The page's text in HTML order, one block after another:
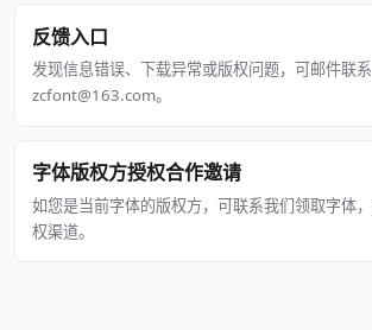
反馈入口
发现信息错误、下载异常或版权问题，可邮件联系
zcfont@163.com。
字体版权方授权合作邀请
如您是当前字体的版权方，可联系我们领取字体
权渠道。